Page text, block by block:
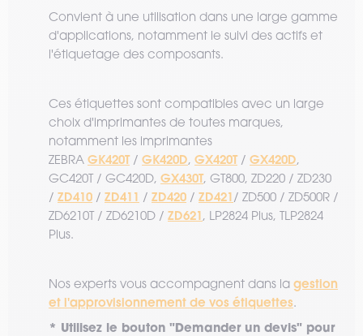
Convient à une utilisation dans une large gamme
d'applications, notamment le suivi des actifs et
l'étiquetage des composants.
Ces étiquettes sont compatibles avec un large
choix d'imprimantes de toutes marques,
notamment les imprimantes
ZEBRA GK420T/ GK420D, GX420T/ GX420D,
GC420T / GC420D, GX430T, GT800, ZD220 / ZD230
/ ZD410 / ZD411 / ZD420 / ZD421/ ZD500 / ZD500R /
ZD6210T / ZD6210D / ZD621, LP2824 Plus, TLP2824
Plus.
Nos experts vous accompagnent dans la gestion
et l'approvisionnement de vos étiquettes.
* Utilisez le bouton "Demander un devis" pour